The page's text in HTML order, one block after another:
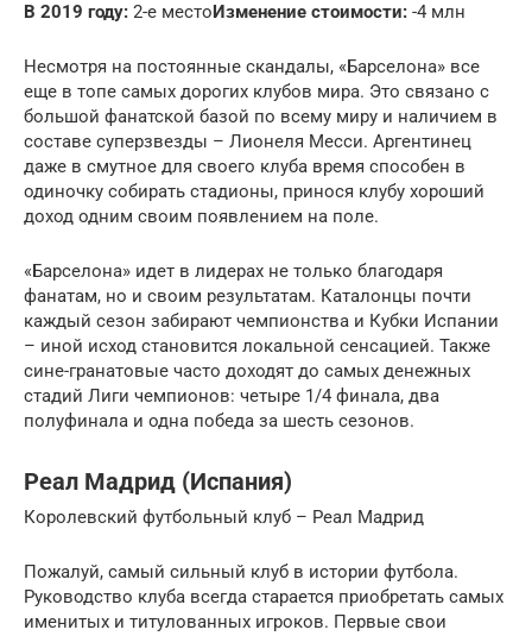
В 2019 году: 2-е местоИзменение стоимости: -4 млн
Несмотря на постоянные скандалы, «Барселона» все
еще в топе самых дорогих клубов мира. Это связано с
большой фанатской базой по всему миру и наличием в
составе суперзвезды – Лионеля Месси. Аргентинец
даже в смутное для своего клуба время способен в
одиночку собирать стадионы, принося клубу хороший
доход одним своим появлением на поле.
«Барселона» идет в лидерах не только благодаря
фанатам, но и своим результатам. Каталонцы почти
каждый сезон забирают чемпионства и Кубки Испании
– иной исход становится локальной сенсацией. Также
сине-гранатовые часто доходят до самых денежных
стадий Лиги чемпионов: четыре 1/4 финала, два
полуфинала и одна победа за шесть сезонов.
Реал Мадрид (Испания)
Королевский футбольный клуб – Реал Мадрид
Пожалуй, самый сильный клуб в истории футбола.
Руководство клуба всегда старается приобретать самых
именитых и титулованных игроков. Первые свои